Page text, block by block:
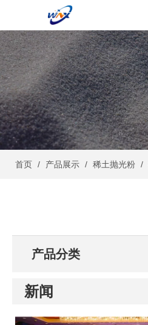
首页 / 产品展示 / 稀土抛光粉 /
产品分类
新闻